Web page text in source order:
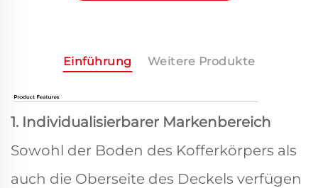
Einführung Weitere Produkte
1. Individualisierbarer Markenbereich
Sowohl der Boden des Kofferkörpers als
auch die Oberseite des Deckels verfügen